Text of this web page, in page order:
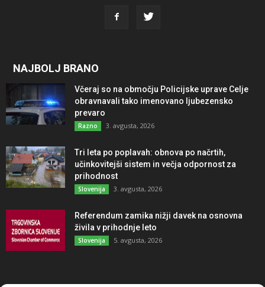
NAJBOLJ BRANO
Včeraj so na območju Policijske uprave Celje
obravnavali tako imenovano ljubezensko
prevaro
Razno 3. avgusta, 2026
Tri leta po poplavah: obnova po načrtih,
učinkovitejši sistem in večja odpornost za
prihodnost
Slovenija 3. avgusta, 2026
Referendum zamika nižji davek na osnovna
živila v prihodnje leto
Slovenija 5. avgusta, 2026